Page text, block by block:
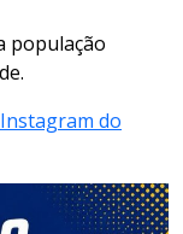
população
do